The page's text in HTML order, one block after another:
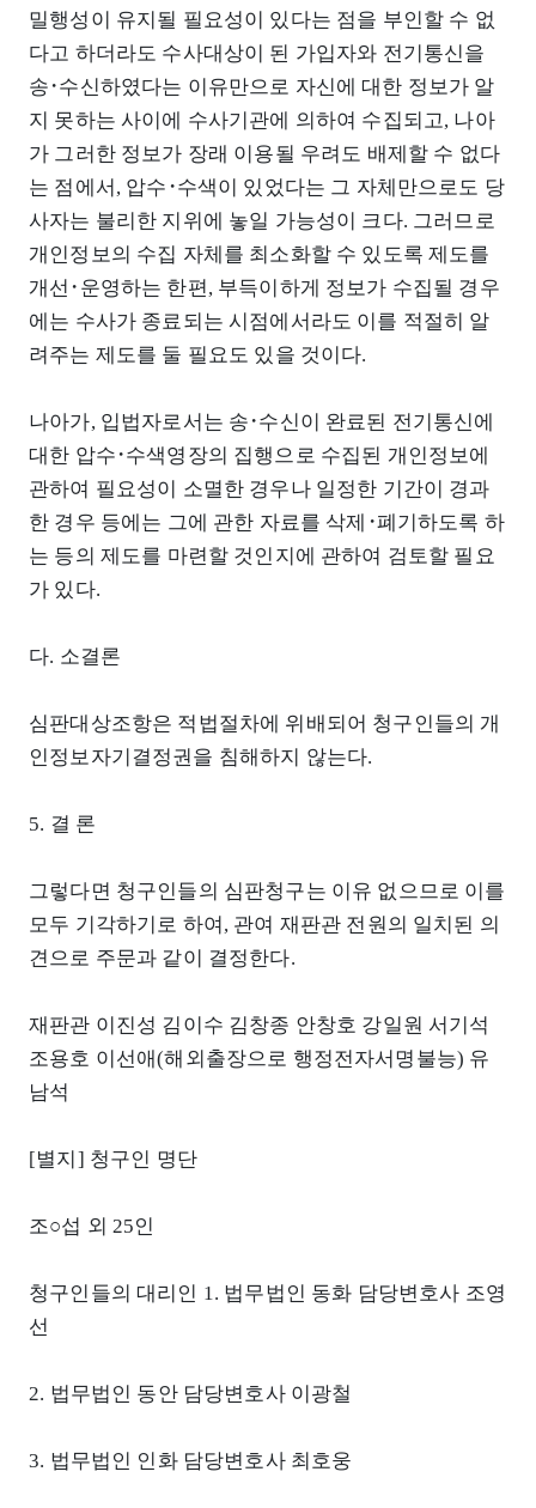
밀행성이 유지될 필요성이 있다는 점을 부인할 수 없
다고 하더라도 수사대상이 된 가입자와 전기통신을
송･수신하였다는 이유만으로 자신에 대한 정보가 알
지 못하는 사이에 수사기관에 의하여 수집되고, 나아
가 그러한 정보가 장래 이용될 우려도 배제할 수 없다
는 점에서, 압수･수색이 있었다는 그 자체만으로도 당
사자는 불리한 지위에 놓일 가능성이 크다. 그러므로
개인정보의 수집 자체를 최소화할 수 있도록 제도를
개선･운영하는 한편, 부득이하게 정보가 수집될 경우
에는 수사가 종료되는 시점에서라도 이를 적절히 알
려주는 제도를 둘 필요도 있을 것이다.
나아가, 입법자로서는 송･수신이 완료된 전기통신에
대한 압수･수색영장의 집행으로 수집된 개인정보에
관하여 필요성이 소멸한 경우나 일정한 기간이 경과
한 경우 등에는 그에 관한 자료를 삭제･폐기하도록 하
는 등의 제도를 마련할 것인지에 관하여 검토할 필요
가 있다.
다. 소결론
심판대상조항은 적법절차에 위배되어 청구인들의 개
인정보자기결정권을 침해하지 않는다.
5. 결 론
그렇다면 청구인들의 심판청구는 이유 없으므로 이를
모두 기각하기로 하여, 관여 재판관 전원의 일치된 의
견으로 주문과 같이 결정한다.
재판관 이진성 김이수 김창종 안창호 강일원 서기석
조용호 이선애(해외출장으로 행정전자서명불능) 유
남석
[별지] 청구인 명단
조○섭 외 25인
청구인들의 대리인 1. 법무법인 동화 담당변호사 조영
선
2. 법무법인 동안 담당변호사 이광철
3. 법무법인 인화 담당변호사 최호웅